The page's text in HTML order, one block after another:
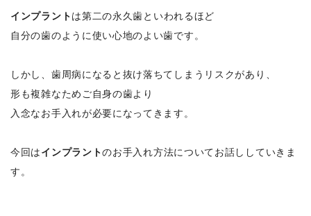
インプラントは第二の永久歯といわれるほど
自分の歯のように使い心地のよい歯です。
しかし、歯周病になると抜け落ちてしまうリスクがあり、
形も複雑なためご自身の歯より
入念なお手入れが必要になってきます。
今回はインプラントのお手入れ方法についてお話ししていきま
す。